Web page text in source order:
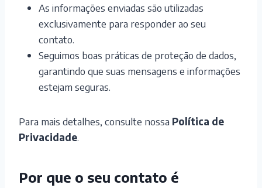
As informações enviadas são utilizadas
exclusivamente para responder ao seu
contato.
Seguimos boas práticas de proteção de dados,
garantindo que suas mensagens e informações
estejam seguras.
Para mais detalhes, consulte nossa Política de
Privacidade.
Por que o seu contato é